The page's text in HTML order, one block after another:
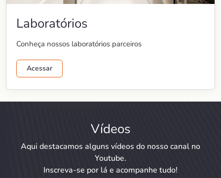
Laboratórios
Conheça nossos laboratórios parceiros
Acessar
Vídeos
Aqui destacamos alguns vídeos do nosso canal no
Youtube.
Inscreva-se por lá e acompanhe tudo!